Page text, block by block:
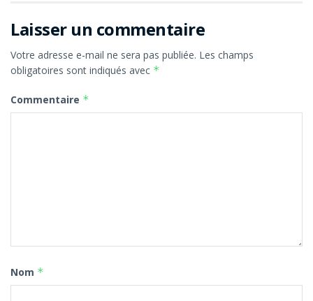
Laisser un commentaire
Votre adresse e-mail ne sera pas publiée. Les champs
obligatoires sont indiqués avec *
Commentaire *
Nom *